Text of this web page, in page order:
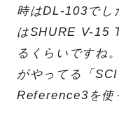
時はDL-103でし
はSHURE V-15
るくらいですね
がやってる「
Reference3を使